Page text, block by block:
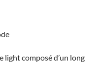
light composé d’un long